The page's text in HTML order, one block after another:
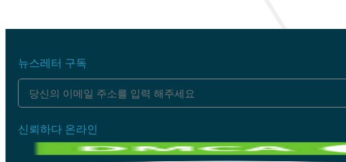
뉴스레터 구독
신뢰하다 온라인